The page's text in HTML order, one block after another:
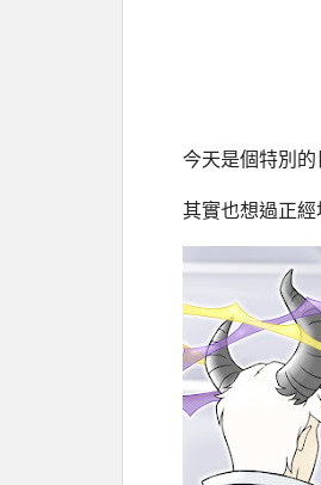
今天是個特別的
其實也想過正